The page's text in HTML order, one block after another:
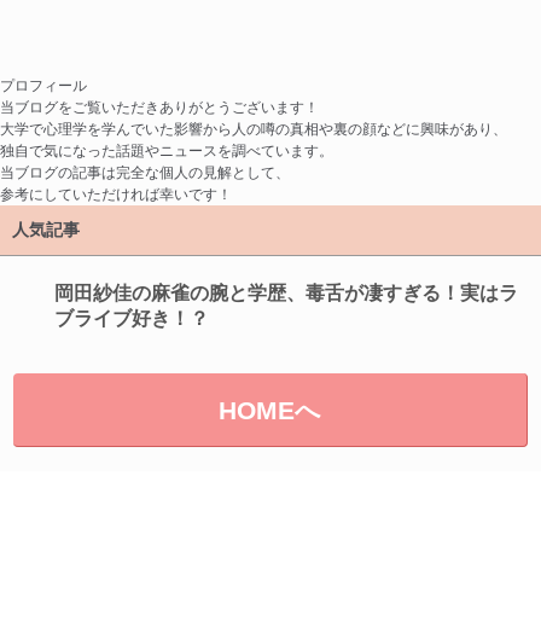
プロフィール
当ブログをご覧いただきありがとうございます！
大学で心理学を学んでいた影響から人の噂の真相や裏の顔などに興味があり、
独自で気になった話題やニュースを調べています。
当ブログの記事は完全な個人の見解として、
参考にしていただければ幸いです！
人気記事
岡田紗佳の麻雀の腕と学歴、毒舌が凄すぎる！実はラ
ブライブ好き！？
HOMEへ